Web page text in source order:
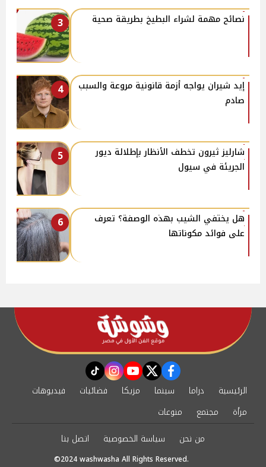
3 نصائح مهمة لشراء البطيخ بطريقة صحية
4
إيد شيران يواجه أزمة قانونية مروعة والسبب
صادم
5
شارليز ثيرون تخطف الأنظار بإطلالة ديور
الجريئة في سيول
6
هل يختفي الشيب بهذه الوصفة؟ تعرف
على فوائد مكوناتها
facebook
twitter
youtube
instagram
tiktok
الرئيسية دراما سينما مزيكا فضائيات
فيديوهات
مرأة
مجتمع
منوعات
من نحن
سياسة الخصوصية اتصل بنا
©2024 washwasha All Rights Reserved.